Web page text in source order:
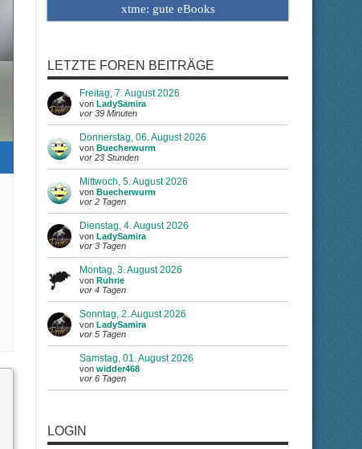
xtme: gute eBooks
LETZTE FOREN BEITRÄGE
Freitag, 7. August 2026
von LadySamira
vor 39 Minuten
Donnerstag, 06. August 2026
von Buecherwurm
vor 23 Stunden
Mittwoch, 5. August 2026
von Buecherwurm
vor 2 Tagen
Dienstag, 4. August 2026
von LadySamira
vor 3 Tagen
Montag, 3. August 2026
von Ruhrie
vor 4 Tagen
Sonntag, 2. August 2026
von LadySamira
vor 5 Tagen
Samstag, 01. August 2026
von widder468
vor 6 Tagen
LOGIN